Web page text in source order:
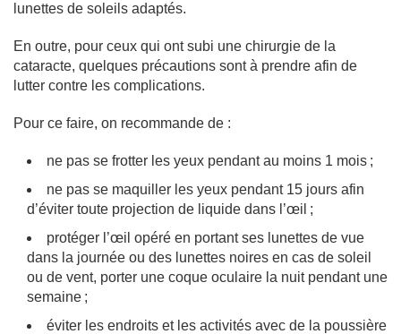
lunettes de soleils adaptés.
En outre, pour ceux qui ont subi une chirurgie de la
cataracte, quelques précautions sont à prendre afin de
lutter contre les complications.
Pour ce faire, on recommande de :
ne pas se frotter les yeux pendant au moins 1 mois ;
ne pas se maquiller les yeux pendant 15 jours afin
d’éviter toute projection de liquide dans l’œil ;
protéger l’œil opéré en portant ses lunettes de vue
dans la journée ou des lunettes noires en cas de soleil
ou de vent, porter une coque oculaire la nuit pendant une
semaine ;
éviter les endroits et les activités avec de la poussière